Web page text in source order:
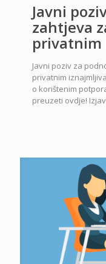
Javni
zahtjeva
privatnim
Javni poziv za
privatnim
o korištenim
preuzeti ovdje!